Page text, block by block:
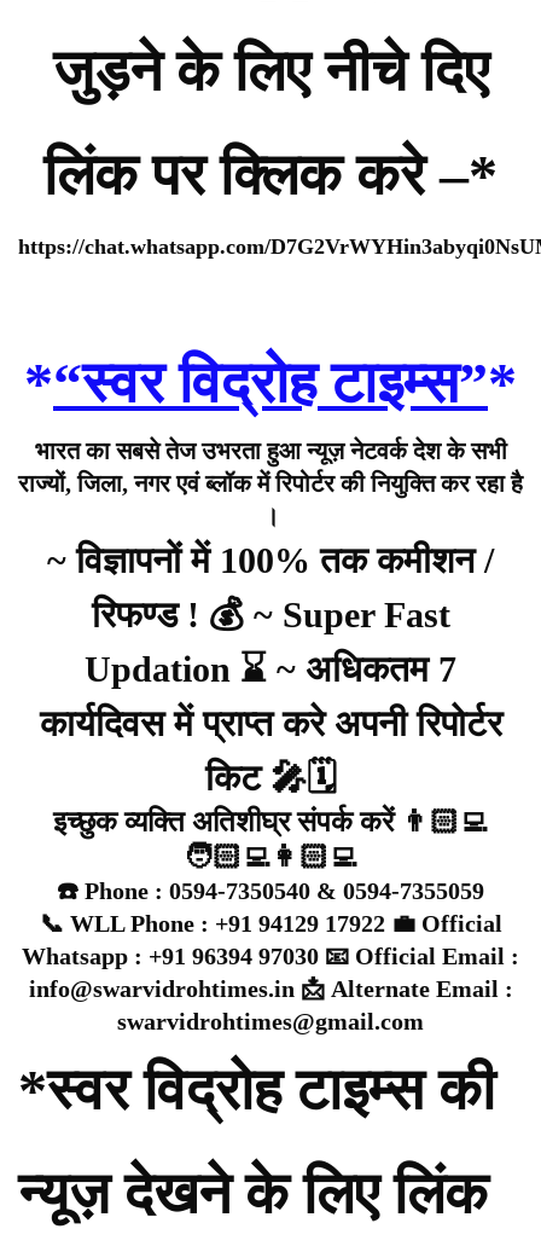
जुड़ने के लिए नीचे दिए
लिंक पर क्लिक करे –*
https://chat.whatsapp.com/
*“स्वर विद्रोह टाइम्स”*
भारत का सबसे तेज उभरता हुआ न्यूज़ नेटवर्क देश के सभी
राज्यों, जिला, नगर एवं ब्लॉक में रिपोर्टर की नियुक्ति कर रहा है
।
~ विज्ञापनों में 100% तक कमीशन /
रिफण्ड ! 💰 ~ Super Fast
Updation ⌛ ~ अधिकतम 7
कार्यदिवस में प्राप्त करे अपनी रिपोर्टर
किट 🎤🗓️
इच्छुक व्यक्ति अतिशीघ्र संपर्क करें 👨🏻‍💻
🧑🏻‍💻👩🏻‍💻
☎️ Phone : 0594-7350540 & 0594-7355059
📞 WLL Phone : +91 94129 17922 💼 Official
Whatsapp : +91 96394 97030 📧 Official Email :
info@swarvidrohtimes.in 📩 Alternate Email :
swarvidrohtimes@gmail.com
*स्वर विद्रोह टाइम्स की
न्यूज़ देखने के लिए लिंक